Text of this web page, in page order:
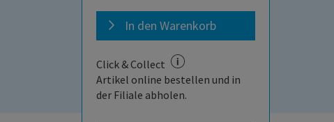
In den Warenkorb
Click & Collect
Artikel online bestellen und in
der Filiale abholen.